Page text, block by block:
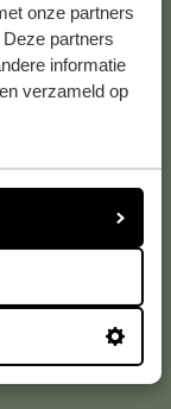
onze partners
partners
informatie
verzameld op
ou d’aide,
retrouvez ici